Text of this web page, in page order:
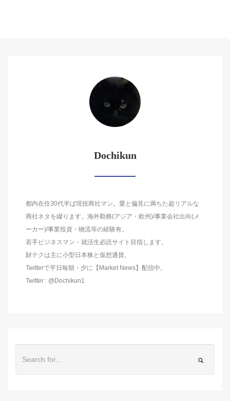
Dochikun
都内在住30代半ば現役商社マン。愛と偏見に満ちた超リアルな
商社ネタを綴ります。海外勤務(アジア・欧州)/事業会社出向(メ
ーカー)/事業投資・物流等の経験有。
若手ビジネスマン・就活生必読サイト目指します。
財テクは主に小型日本株と仮想通貨。
Twitterで平日毎朝・夕に【Market News】配信中。
Twitter : @Dochikun1